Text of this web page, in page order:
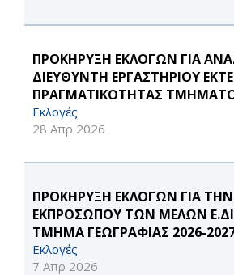
ΠΡΟΚΗΡΥΞΗ ΕΚΛΟΓΩΝ ΓΙΑ
ΔΙΕΥΘΥΝΤΗ ΕΡΓΑΣΤΗΡΙΟΥ
ΠΡΑΓΜΑΤΙΚΟΤΗΤΑΣ
Εκλογές
28 Απρ 2026
ΠΡΟΚΗΡΥΞΗ ΕΚΛΟΓΩΝ ΓΙΑ
ΕΚΠΡΟΣΩΠΟΥ ΤΩΝ ΜΕΛΩΝ
ΤΜΗΜΑ ΓΕΩΓΡΑΦΙΑΣ 2026-
Εκλογές
7 Απρ 2026